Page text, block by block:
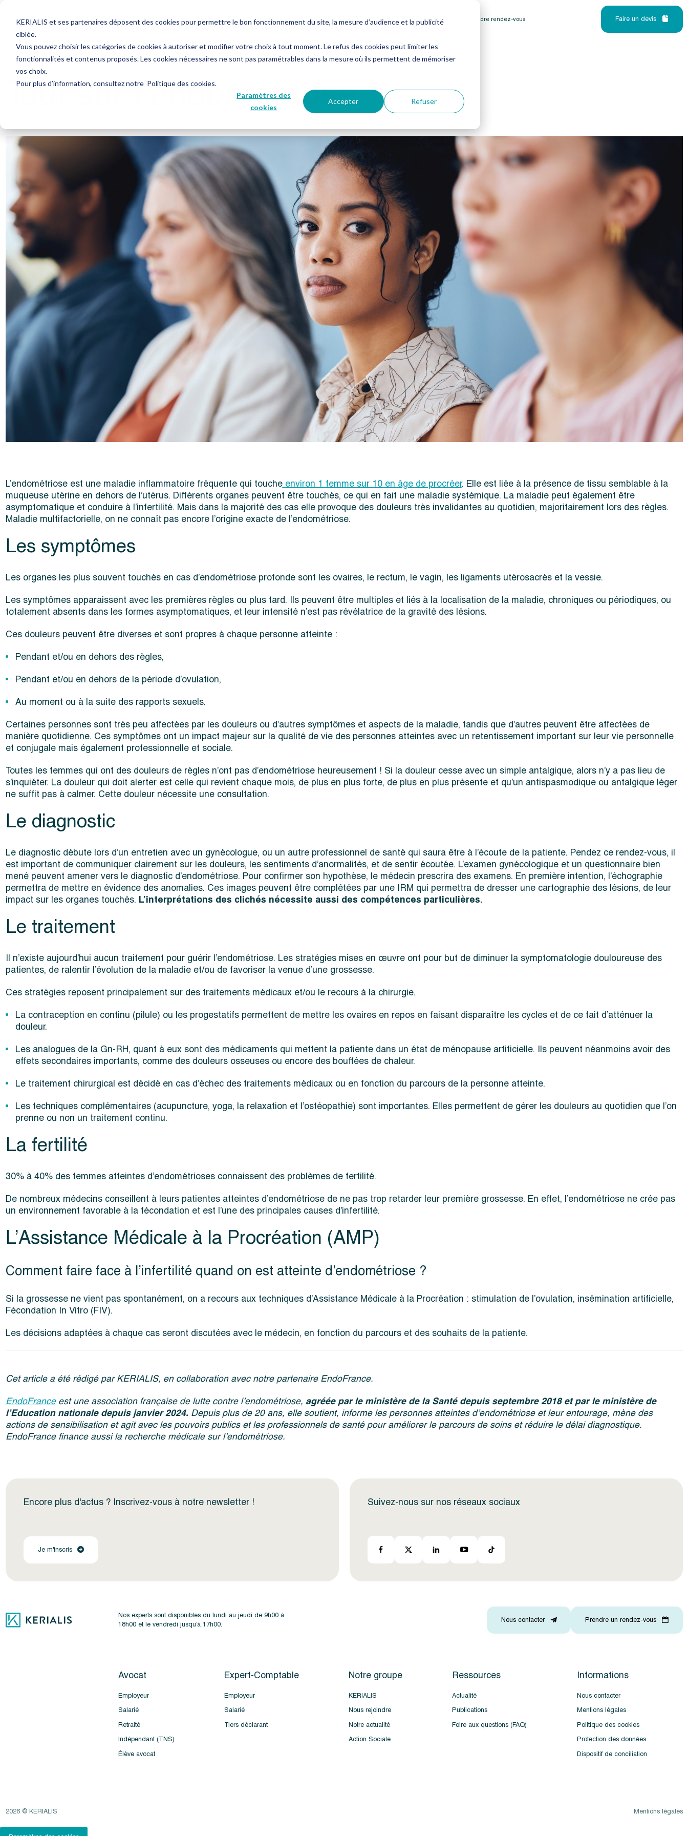
KERIALIS et ses partenaires déposent des cookies pour permettre le bon fonctionnement du site, la mesure d’audience et la publicité
ciblée.
Vous pouvez choisir les catégories de cookies à autoriser et modifier votre choix à tout moment. Le refus des cookies peut limiter les
fonctionnalités et contenus proposés. Les cookies nécessaires ne sont pas paramétrables dans la mesure où ils permettent de mémoriser
vos choix.
Pour plus d’information, consultez notre Politique des cookies.
Paramètres des
cookies
Accepter Refuser
Avocat Expert-Comptable Ressources Notre groupe Me connecter Nous contacter Prendre rendez-vous Faire un devis
Accueil Actualités Tout sur l’endométriose !
Tout sur l’endométriose !
L’endométriose est une maladie inflammatoire fréquente qui toucheenviron 1 femme sur 10 en âge de procréer. Elle est liée à la présence de tissu semblable à la
muqueuse utérine en dehors de l’utérus. Différents organes peuvent être touchés, ce qui en fait une maladie systémique. La maladie peut également être
asymptomatique et conduire à l’infertilité. Mais dans la majorité des cas elle provoque des douleurs très invalidantes au quotidien, majoritairement lors des règles.
Maladie multifactorielle, on ne connaît pas encore l’origine exacte de l’endométriose.
Les symptômes
Les organes les plus souvent touchés en cas d’endométriose profonde sont les ovaires, le rectum, le vagin, les ligaments utérosacrés et la vessie.
Les symptômes apparaissent avec les premières règles ou plus tard. Ils peuvent être multiples et liés à la localisation de la maladie, chroniques ou périodiques, ou
totalement absents dans les formes asymptomatiques, et leur intensité n’est pas révélatrice de la gravité des lésions.
Ces douleurs peuvent être diverses et sont propres à chaque personne atteinte :
Pendant et/ou en dehors des règles,
Pendant et/ou en dehors de la période d’ovulation,
Au moment ou à la suite des rapports sexuels.
Certaines personnes sont très peu affectées par les douleurs ou d’autres symptômes et aspects de la maladie, tandis que d’autres peuvent être affectées de
manière quotidienne. Ces symptômes ont un impact majeur sur la qualité de vie des personnes atteintes avec un retentissement important sur leur vie personnelle
et conjugale mais également professionnelle et sociale.
Toutes les femmes qui ont des douleurs de règles n’ont pas d’endométriose heureusement ! Si la douleur cesse avec un simple antalgique, alors n’y a pas lieu de
s’inquiéter. La douleur qui doit alerter est celle qui revient chaque mois, de plus en plus forte, de plus en plus présente et qu’un antispasmodique ou antalgique léger
ne suffit pas à calmer. Cette douleur nécessite une consultation.
Le diagnostic
Le diagnostic débute lors d’un entretien avec un gynécologue, ou un autre professionnel de santé qui saura être à l’écoute de la patiente. Pendez ce rendez-vous, il
est important de communiquer clairement sur les douleurs, les sentiments d’anormalités, et de sentir écoutée. L’examen gynécologique et un questionnaire bien
mené peuvent amener vers le diagnostic d’endométriose. Pour confirmer son hypothèse, le médecin prescrira des examens. En première intention, l’échographie
permettra de mettre en évidence des anomalies. Ces images peuvent être complétées par une IRM qui permettra de dresser une cartographie des lésions, de leur
impact sur les organes touchés. L’interprétations des clichés nécessite aussi des compétences particulières.
Le traitement
Il n’existe aujourd’hui aucun traitement pour guérir l’endométriose. Les stratégies mises en œuvre ont pour but de diminuer la symptomatologie douloureuse des
patientes, de ralentir l’évolution de la maladie et/ou de favoriser la venue d’une grossesse.
Ces stratégies reposent principalement sur des traitements médicaux et/ou le recours à la chirurgie.
La contraception en continu (pilule) ou les progestatifs permettent de mettre les ovaires en repos en faisant disparaître les cycles et de ce fait d’atténuer la
douleur.
Les analogues de la Gn-RH, quant à eux sont des médicaments qui mettent la patiente dans un état de ménopause artificielle. Ils peuvent néanmoins avoir des
effets secondaires importants, comme des douleurs osseuses ou encore des bouffées de chaleur.
Le traitement chirurgical est décidé en cas d’échec des traitements médicaux ou en fonction du parcours de la personne atteinte.
Les techniques complémentaires (acupuncture, yoga, la relaxation et l’ostéopathie) sont importantes. Elles permettent de gérer les douleurs au quotidien que l’on
prenne ou non un traitement continu.
La fertilité
30% à 40% des femmes atteintes d’endométrioses connaissent des problèmes de fertilité.
De nombreux médecins conseillent à leurs patientes atteintes d’endométriose de ne pas trop retarder leur première grossesse. En effet, l’endométriose ne crée pas
un environnement favorable à la fécondation et est l’une des principales causes d’infertilité.
L’Assistance Médicale à la Procréation (AMP)
Comment faire face à l’infertilité quand on est atteinte d’endométriose ?
Si la grossesse ne vient pas spontanément, on a recours aux techniques d’Assistance Médicale à la Procréation : stimulation de l’ovulation, insémination artificielle,
Fécondation In Vitro (FIV).
Les décisions adaptées à chaque cas seront discutées avec le médecin, en fonction du parcours et des souhaits de la patiente.
Cet article a été rédigé par KERIALIS, en collaboration avec notre partenaire EndoFrance.
EndoFranceest une association française de lutte contre l’endométriose, agréée par le ministère de la Santé depuis septembre 2018 et par le ministère de
l’Education nationale depuis janvier 2024.Depuis plus de 20 ans, elle soutient, informe les personnes atteintes d’endométriose et leur entourage, mène des
actions de sensibilisation et agit avec les pouvoirs publics et les professionnels de santé pour améliorer le parcours de soins et réduire le délai diagnostique.
EndoFrance finance aussi la recherche médicale sur l’endométriose.
Encore plus d'actus ? Inscrivez-vous à notre newsletter !
Je m'inscris
Suivez-nous sur nos réseaux sociaux
Nos experts sont disponibles du lundi au jeudi de 9h00 à
18h00 et le vendredi jusqu’à 17h00.
Nous contacter Prendre un rendez-vous
Avocat
Employeur
Salarié
Retraité
Indépendant (TNS)
Élève avocat
Expert-Comptable
Employeur
Salarié
Tiers déclarant
Notre groupe
KERIALIS
Nous rejoindre
Notre actualité
Action Sociale
Ressources
Actualité
Publications
Foire aux questions (FAQ)
Informations
Nous contacter
Mentions légales
Politique des cookies
Protection des données
Dispositif de conciliation
2026 © KERIALIS Mentions légales